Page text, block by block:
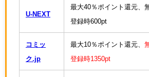
U-NEXT
最大40％ポイント還元、
登録時600pt
コミッ
ク.jp
最大10％ポイント還元、
登録時1350pt